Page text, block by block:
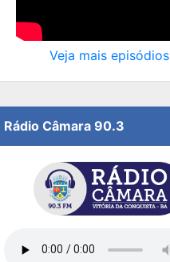
Veja mais episódios
Rádio Câmara 90.3